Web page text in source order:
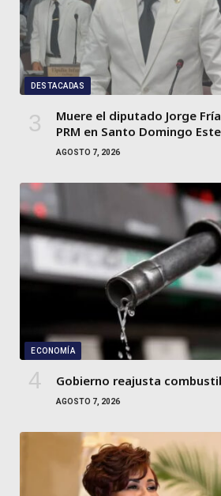
DESTACADAS
Muere el diputado Jorge
PRM en Santo Domingo Este
AGOSTO 7, 2026
ECONOMÍA
Gobierno reajusta
AGOSTO 7, 2026